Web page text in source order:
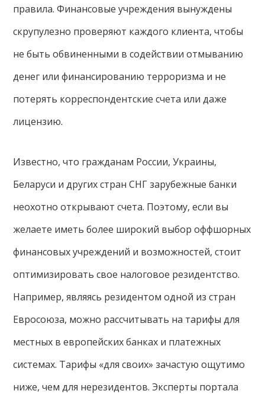
правила. Финансовые учреждения вынуждены
скрупулезно проверяют каждого клиента, чтобы
не быть обвиненными в содействии отмыванию
денег или финансированию терроризма и не
потерять корреспондентские счета или даже
лицензию.
Известно, что гражданам России, Украины,
Беларуси и других стран СНГ зарубежные банки
неохотно открывают счета. Поэтому, если вы
желаете иметь более широкий выбор оффшорных
финансовых учреждений и возможностей, стоит
оптимизировать свое налоговое резидентство.
Например, являясь резидентом одной из стран
Евросоюза, можно рассчитывать на тарифы для
местных в европейских банках и платежных
системах. Тарифы «для своих» зачастую ощутимо
ниже, чем для нерезидентов. Эксперты портала